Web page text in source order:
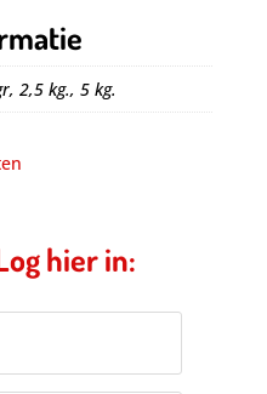
2,5 kg., 5 kg.
hier in: